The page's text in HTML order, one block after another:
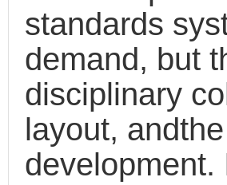
standards
demand, but
disciplinary
layout,
development.